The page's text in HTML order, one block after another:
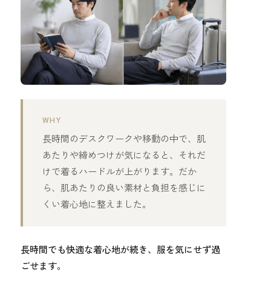
WHY
長時間のデスクワークや移動の中で、肌
あたりや締めつけが気になると、それだ
けで着るハードルが上がります。だか
ら、肌あたりの良い素材と負担を感じに
くい着心地に整えました。
長時間でも快適な着心地が続き、服を気にせず過
ごせます。